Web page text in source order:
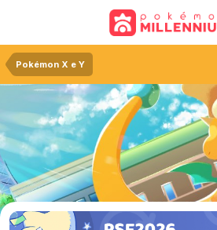
Pokémon X e Y